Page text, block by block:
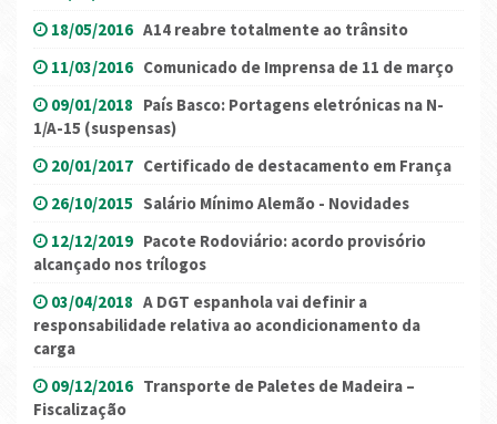
18/05/2016 A14 reabre totalmente ao trânsito
11/03/2016 Comunicado de Imprensa de 11 de março
09/01/2018 País Basco: Portagens eletrónicas na N-
1/A-15 (suspensas)
20/01/2017 Certificado de destacamento em França
26/10/2015 Salário Mínimo Alemão - Novidades
12/12/2019 Pacote Rodoviário: acordo provisório
alcançado nos trílogos
03/04/2018 A DGT espanhola vai definir a
responsabilidade relativa ao acondicionamento da
carga
09/12/2016 Transporte de Paletes de Madeira –
Fiscalização